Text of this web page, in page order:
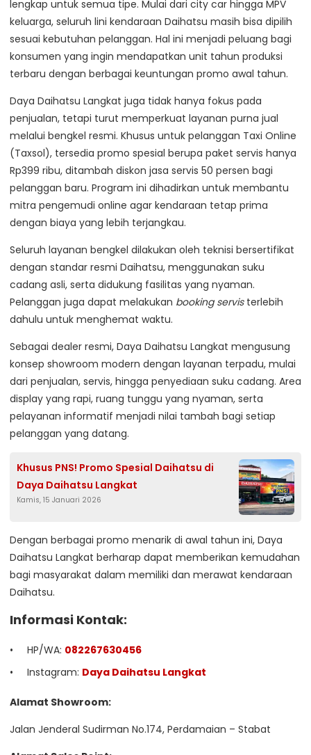
lengkap untuk semua tipe. Mulai dari city car hingga MPV
keluarga, seluruh lini kendaraan Daihatsu masih bisa dipilih
sesuai kebutuhan pelanggan. Hal ini menjadi peluang bagi
konsumen yang ingin mendapatkan unit tahun produksi
terbaru dengan berbagai keuntungan promo awal tahun.
Daya Daihatsu Langkat juga tidak hanya fokus pada
penjualan, tetapi turut memperkuat layanan purna jual
melalui bengkel resmi. Khusus untuk pelanggan Taxi Online
(Taxsol), tersedia promo spesial berupa paket servis hanya
Rp399 ribu, ditambah diskon jasa servis 50 persen bagi
pelanggan baru. Program ini dihadirkan untuk membantu
mitra pengemudi online agar kendaraan tetap prima
dengan biaya yang lebih terjangkau.
Seluruh layanan bengkel dilakukan oleh teknisi bersertifikat
dengan standar resmi Daihatsu, menggunakan suku
cadang asli, serta didukung fasilitas yang nyaman.
Pelanggan juga dapat melakukan booking servisterlebih
dahulu untuk menghemat waktu.
Sebagai dealer resmi, Daya Daihatsu Langkat mengusung
konsep showroom modern dengan layanan terpadu, mulai
dari penjualan, servis, hingga penyediaan suku cadang. Area
display yang rapi, ruang tunggu yang nyaman, serta
pelayanan informatif menjadi nilai tambah bagi setiap
pelanggan yang datang.
Khusus PNS! Promo Spesial Daihatsu di
Daya Daihatsu Langkat
Kamis, 15 Januari 2026
Dengan berbagai promo menarik di awal tahun ini, Daya
Daihatsu Langkat berharap dapat memberikan kemudahan
bagi masyarakat dalam memiliki dan merawat kendaraan
Daihatsu.
Informasi Kontak:
HP/WA: 082267630456
Instagram: Daya Daihatsu Langkat
Alamat Showroom:
Jalan Jenderal Sudirman No.174, Perdamaian – Stabat